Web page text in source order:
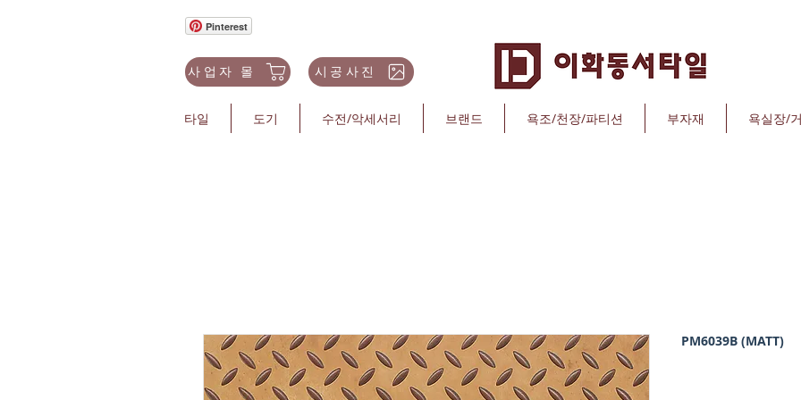
Pinterest
사업자 몰 시공사진
타일 도기 수전/악세서리 브랜드 욕조/천장/파티션 부자재 욕실장/
PM6039B (MATT)